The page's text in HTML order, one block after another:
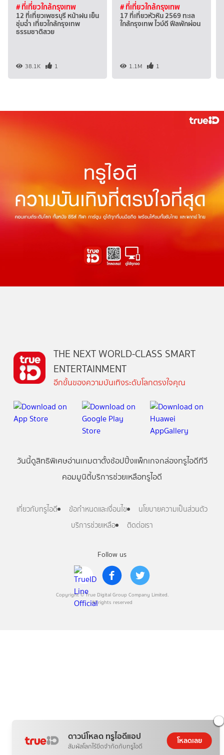
# ที่เที่ยวใกล้กรุงเทพ
12 ที่เที่ยวเพชรบุรี หน้าฝน เย็น
ชุ่มฉ่ำ เที่ยวใกล้กรุงเทพ
ธรรมชาติสวย
38.1K 1
# ที่เที่ยวใกล้กรุงเทพ
17 ที่เที่ยวหัวหิน 2569 ทะเล
ใกล้กรุงเทพ ไวบ์ดี ฟีลพักผ่อน
1.1M 1
ดาวน์โหลด ทรูไอดีแอป
สัมผัสโลกไร้ขีดจำกัดกับทรูไอดี
โหลดเลย
Follow us
Copyright © True Digital Group Company Limited.
All rights reserved
THE NEXT WORLD-CLASS SMART
ENTERTAINMENT
อีกขั้นของความบันเทิงระดับโลกตรงใจคุณ
วันนี้ดูสิทธิพิเศษอ่านเกมตาตั้งช้อปปิ้งแพ็กเกจกล่องทรูไอดีทีวี
คอมมูนิตี้บริการช่วยเหลือทรูไอดี
เกี่ยวกับทรูไอดี ข้อกำหนดและเงื่อนไข
นโยบายความเป็นส่วนตัว
บริการช่วยเหลือ
ติดต่อเรา